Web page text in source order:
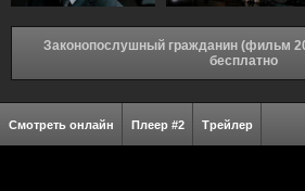
Законопослушный гражданин (фильм
бесплатно
Смотреть онлайн Плеер #2 Трейлер